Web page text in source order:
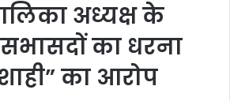
अध्यक्ष के
का धरना
का आरोप